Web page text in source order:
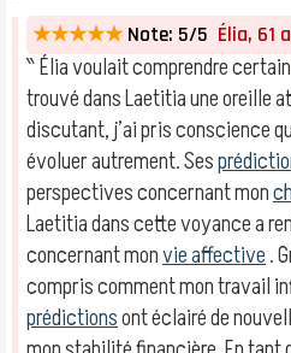
★★★★★ Note: 5/5 Élia, 61
‶ Élia voulait comprendre
trouvé dans Laetitia une oreille
discutant, j’ai pris conscience
évoluer autrement. Ses
perspectives concernant mon
Laetitia dans cette voyance a
concernant monvie affective.
compris comment mon travail
prédictionsont éclairé de